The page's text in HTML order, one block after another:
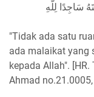
سَاجِدًا لِلَّهِ
"Tidak ada satu
ada malaikat yang
kepada Allah".
Ahmad